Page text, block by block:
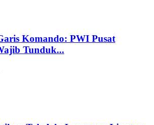
Komando: PWI Pusat
Tunduk...